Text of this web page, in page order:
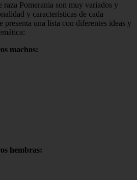
raza Pomerania son muy variados y
y características de cada
presenta una lista con diferentes ideas y
machos:
hembras: